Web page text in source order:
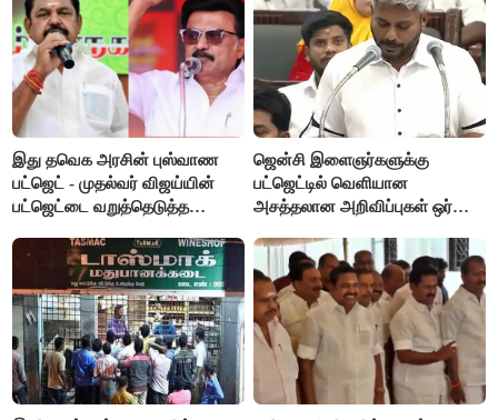
இது தவெக அரசின் புஸ்வாண
பட்ஜெட் - முதல்வர் விஜய்யின்
பட்ஜெட்டை வறுத்தெடுத்த
ஜென்சி இளைஞர்களுக்கு
பட்ஜெட்டில் வெளியான
அசத்தலான அறிவிப்புகள் ஒர்